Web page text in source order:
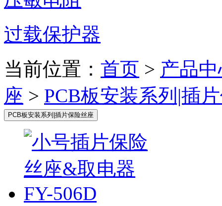
过载保护器
当前位置： 首页 > 产品
座 > PCB板安装系列|插
PCB板安装系列|插片保险丝座